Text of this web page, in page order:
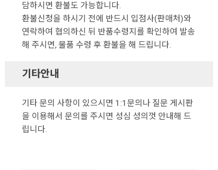
담하시면 환불도 가능합니다.
환불신청을 하시기 전에 반드시 입점사(판매처)와
연락하여 협의하신 뒤 반품수령지를 확인하여 발송
해 주시면, 물품 수령 후 환불을 해 드립니다.
기타안내
기타 문의 사항이 있으시면 1:1문의나 질문 게시판
을 이용해서 문의를 주시면 성심 성의껏 안내해 드
립니다.